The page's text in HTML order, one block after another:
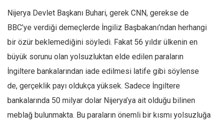
Spor
Manzara
Sağlık
Gıda-Beslenme
Hayat
Türkiye
Nijerya Devlet Başkanı Buhari, gerek CNN, gerekse de
BBC’ye verdiği demeçlerde İngiliz Başbakanı’ndan herhangi
bir özür beklemediğini söyledi. Fakat 56 yıldır ülkenin en
büyük sorunu olan yolsuzluktan elde edilen paraların
İngiltere bankalarından iade edilmesi latife gibi söylense
de, gerçeklik payı oldukça yüksek. Sadece İngiltere
bankalarında 50 milyar dolar Nijerya’ya ait olduğu bilinen
meblağ bulunmakta. Bu paraların önemli bir kısmı yolsuzluğa